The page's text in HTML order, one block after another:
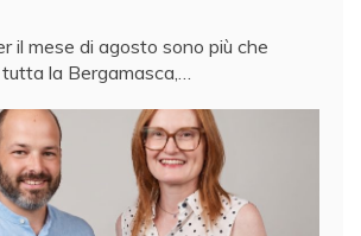
il mese di agosto sono più che
la Bergamasca,…